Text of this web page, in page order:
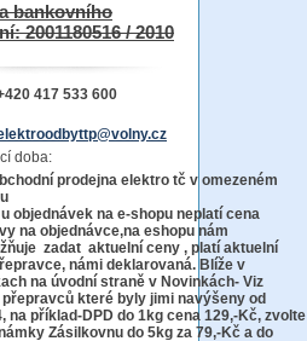
bankovního
2001180516 / 2010
417 533 600
doba:
prodejna elektro tč v omezeném
u objednávek na e-shopu neplatí cena
na objednávce,na eshopu nám
zadat aktuelní ceny , platí aktuelní
námi deklarovaná. Blíže v
na úvodní straně v Novinkách- Viz
které byly jimi navýšeny od
na příklad-DPD do 1kg cena 129,-Kč, zvolte
Zásilkovnu do 5kg za 79,-Kč a do